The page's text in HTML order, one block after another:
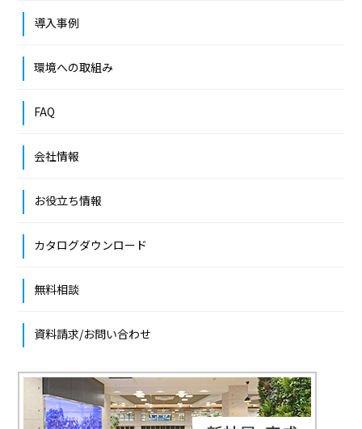
導入事例
環境への取組み
FAQ
会社情報
お役立ち情報
カタログダウンロード
無料相談
資料請求/お問い合わせ